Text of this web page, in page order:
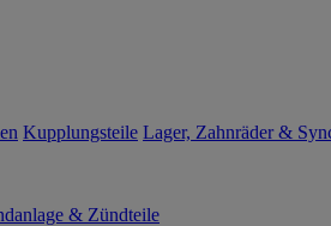
Kupplungsteile Lager, Zahnräder &
& Zündteile